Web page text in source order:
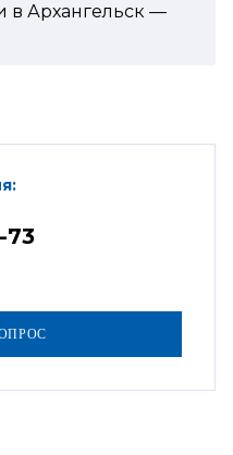
в Архангельск —
73